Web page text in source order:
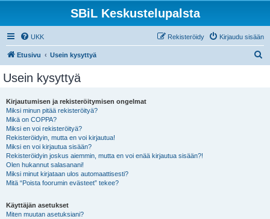
SBiL Keskustelupalsta
UKK Kirjaudu sisään
Rekisteröidy
Etusivu Usein kysyttyä
Usein kysyttyä
Kirjautumisen ja rekisteröitymisen ongelmat
Miksi minun pitää rekisteröityä?
Mikä on COPPA?
Miksi en voi rekisteröityä?
Rekisteröidyin, mutta en voi kirjautua!
Miksi en voi kirjautua sisään?
Rekisteröidyin joskus aiemmin, mutta en voi enää kirjautua sisään?!
Olen hukannut salasanani!
Miksi minut kirjataan ulos automaattisesti?
Mitä “Poista foorumin evästeet” tekee?
Käyttäjän asetukset
Miten muutan asetuksiani?